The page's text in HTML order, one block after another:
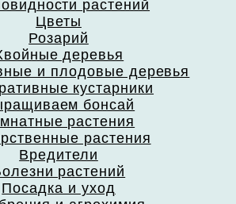
растений
Цветы
Розарий
деревья
и плодовые деревья
кустарники
бонсай
растения
растения
Вредители
растений
Посадка и уход